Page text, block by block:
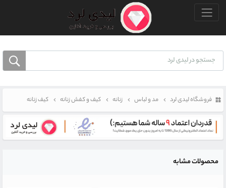
منو بالا
فروشگاه لیدی لرد مد و لباس زنانه کیف و کفش زنانه کیف زنانه
محصولات مشابه